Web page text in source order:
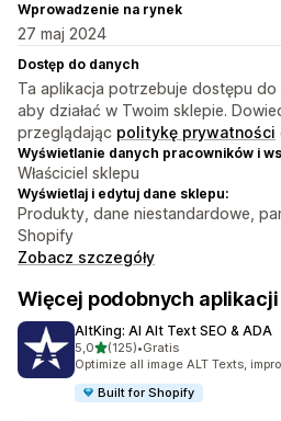
Wprowadzenie na rynek
27 maj 2024
Dostęp do danych
Ta aplikacja potrzebuje dostępu
aby działać w Twoim sklepie.
przeglądając politykę prywatności
Wyświetlanie danych pracowników i
Właściciel sklepu
Wyświetlaj i edytuj dane sklepu:
Produkty, dane niestandardowe,
Shopify
Zobacz szczegóły
Więcej podobnych aplikacji
AltKing: AI Alt Text SEO & ADA
5,0na 5 gwiazdek
(125)
Łączna liczba recenzji: 125
•Gratis
Optimize all image ALT Texts,
Built for Shopify